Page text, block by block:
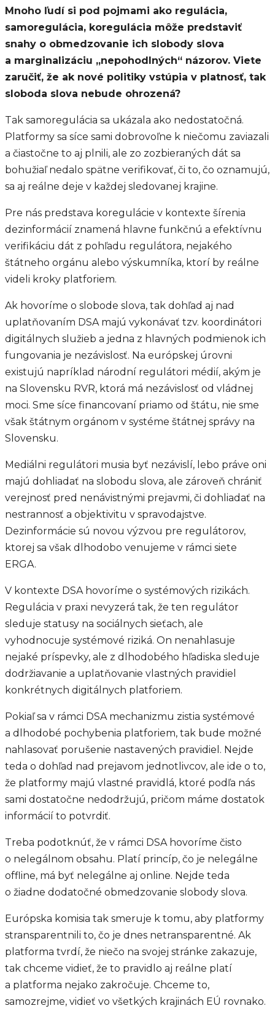
Mnoho ľudí si pod pojmami ako regulácia,
samoregulácia, koregulácia môže predstaviť
snahy o obmedzovanie ich slobody slova
a marginalizáciu „nepohodlných“ názorov. Viete
zaručiť, že ak nové politiky vstúpia v platnosť, tak
sloboda slova nebude ohrozená?
Tak samoregulácia sa ukázala ako nedostatočná.
Platformy sa síce sami dobrovoľne k niečomu zaviazali
a čiastočne to aj plnili, ale zo zozbieraných dát sa
bohužiaľ nedalo spätne verifikovať, či to, čo oznamujú,
sa aj reálne deje v každej sledovanej krajine.
Pre nás predstava koregulácie v kontexte šírenia
dezinformácií znamená hlavne funkčnú a efektívnu
verifikáciu dát z pohľadu regulátora, nejakého
štátneho orgánu alebo výskumníka, ktorí by reálne
videli kroky platforiem.
Ak hovoríme o slobode slova, tak dohľad aj nad
uplatňovaním DSA majú vykonávať tzv. koordinátori
digitálnych služieb a jedna z hlavných podmienok ich
fungovania je nezávislosť. Na európskej úrovni
existujú napríklad národní regulátori médií, akým je
na Slovensku RVR, ktorá má nezávislosť od vládnej
moci. Sme síce financovaní priamo od štátu, nie sme
však štátnym orgánom v systéme štátnej správy na
Slovensku.
Mediálni regulátori musia byť nezávislí, lebo práve oni
majú dohliadať na slobodu slova, ale zároveň chrániť
verejnosť pred nenávistnými prejavmi, či dohliadať na
nestrannosť a objektivitu v spravodajstve.
Dezinformácie sú novou výzvou pre regulátorov,
ktorej sa však dlhodobo venujeme v rámci siete
ERGA.
V kontexte DSA hovoríme o systémových rizikách.
Regulácia v praxi nevyzerá tak, že ten regulátor
sleduje statusy na sociálnych sieťach, ale
vyhodnocuje systémové riziká. On nenahlasuje
nejaké príspevky, ale z dlhodobého hľadiska sleduje
dodržiavanie a uplatňovanie vlastných pravidiel
konkrétnych digitálnych platforiem.
Pokiaľ sa v rámci DSA mechanizmu zistia systémové
a dlhodobé pochybenia platforiem, tak bude možné
nahlasovať porušenie nastavených pravidiel. Nejde
teda o dohľad nad prejavom jednotlivcov, ale ide o to,
že platformy majú vlastné pravidlá, ktoré podľa nás
sami dostatočne nedodržujú, pričom máme dostatok
informácií to potvrdiť.
Treba podotknúť, že v rámci DSA hovoríme čisto
o nelegálnom obsahu. Platí princíp, čo je nelegálne
offline, má byť nelegálne aj online. Nejde teda
o žiadne dodatočné obmedzovanie slobody slova.
Európska komisia tak smeruje k tomu, aby platformy
stransparentnili to, čo je dnes netransparentné. Ak
platforma tvrdí, že niečo na svojej stránke zakazuje,
tak chceme vidieť, že to pravidlo aj reálne platí
a platforma nejako zakročuje. Chceme to,
samozrejme, vidieť vo všetkých krajinách EÚ rovnako.